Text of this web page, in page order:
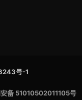
号-1
备 51010502011105号